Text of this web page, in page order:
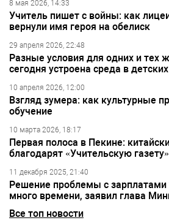
8 мая 2026, 14:33
Учитель пишет с войны: как
вернули имя героя на обелиск
29 апреля 2026, 22:48
Разные условия для одних и тех
сегодня устроена среда в
10 апреля 2026, 12:00
Взгляд зумера: как культурные
обучение
10 марта 2026, 18:17
Первая полоса в Пекине:
благодарят «Учительскую газету»
11 декабря 2025, 21:40
Решение проблемы с зарплатами
много времени, заявил глава
Все топ новости